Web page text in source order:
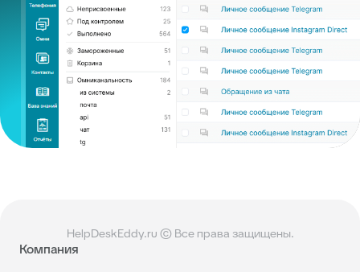
HelpDeskEddy.ru © Все права защищены.
Компания